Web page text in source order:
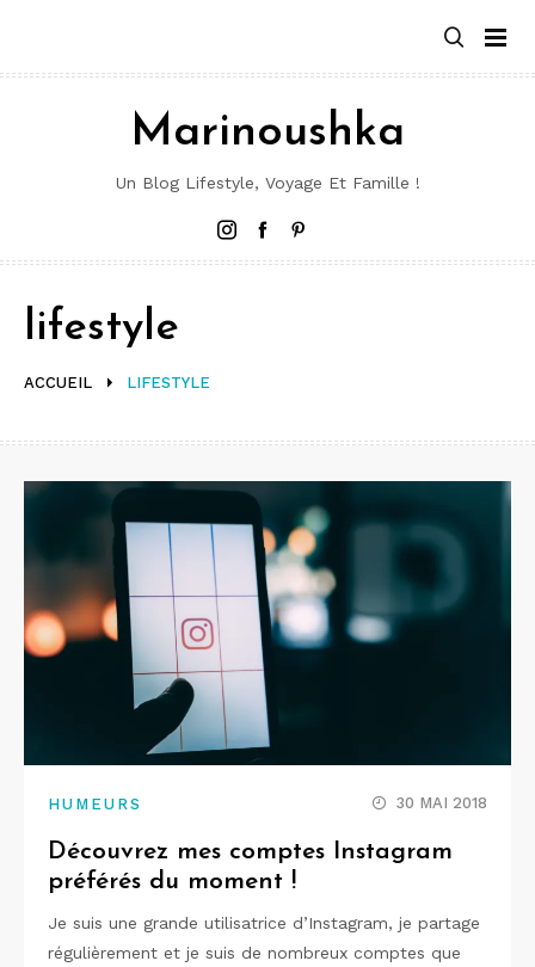
contenu
Marinoushka
Un Blog Lifestyle, Voyage Et Famille !
Instagram
Facebook
ACCUEIL LIFESTYLE
lifestyle
HUMEURS 30 MAI 2018
Découvrez mes comptes Instagram
préférés du moment !
Je suis une grande utilisatrice d’Instagram, je partage
régulièrement et je suis de nombreux comptes que